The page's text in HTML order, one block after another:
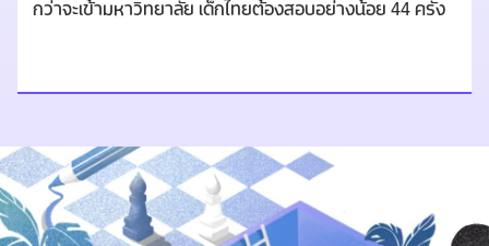
กว่าจะเข้ามหาวิทยาลัย เด็กไทยต้องสอบอย่างน้อย 44 ครั้ง